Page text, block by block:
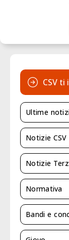
CSV
Ultime
Notizie
Notizie
Normativa
Bandi e